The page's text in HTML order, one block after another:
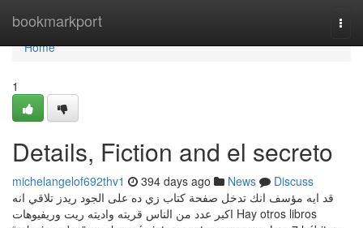
bookmarkport
Home
Home
1
Details, Fiction and el secreto
michelangelof692thv1 394 days ago News
Discuss
قد ايه مؤسف انك تدخل صفحة كتاب زي ده على الجود ريدز تلاقي انه
اكبر عدد من الناس قريته واديته ريت وريفيوهات Hay otros libros